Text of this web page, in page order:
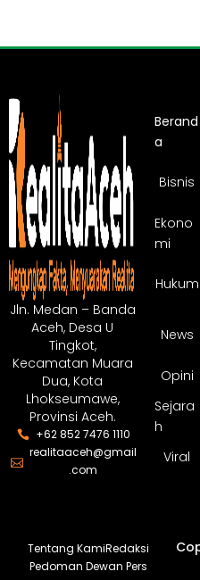
Jln. Medan – Banda
Aceh, Desa U
Tingkot,
Kecamatan Muara
Dua, Kota
Lhokseumawe,
Provinsi Aceh.
+62 852 7476 1110
realitaaceh@gmail
.com
Berand
a
Bisnis
Ekono
mi
Hukum
News
Opini
Sejara
h
Viral
Tentang KamiRedaksi
Pedoman Dewan Pers